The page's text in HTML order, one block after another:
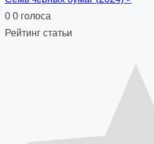
navigation
0 0 голоса
Рейтинг статьи